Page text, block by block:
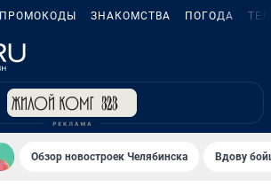
ПРОМОКОДЫ ЗНАКОМСТВА ПОГОДА
Обзор новостроек Челябинска Вдову